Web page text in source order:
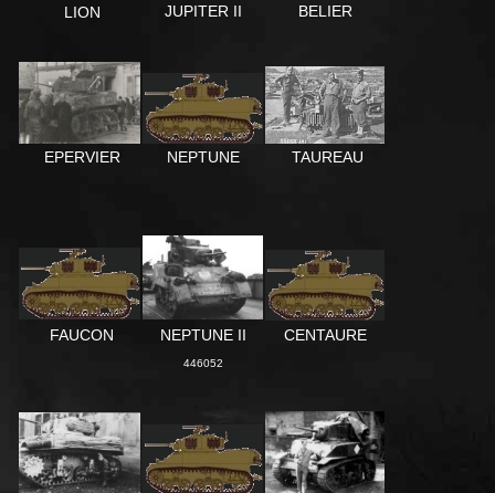
LION JUPITER II BELIER
EPERVIER NEPTUNE TAUREAU
FAUCON NEPTUNE II
446052
CENTAURE